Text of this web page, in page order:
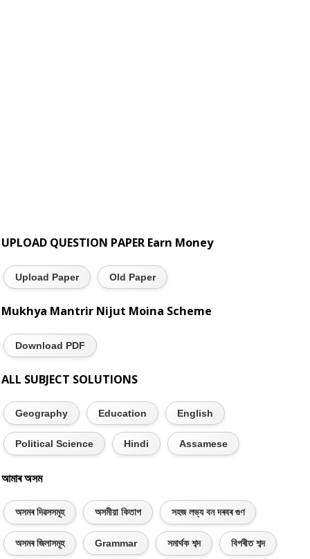
UPLOAD QUESTION PAPER Earn Money
Upload Paper Old Paper
Mukhya Mantrir Nijut Moina Scheme
Download PDF
ALL SUBJECT SOLUTIONS
Geography Education English
Political Science Hindi Assamese
আমাৰ অসম
অসমৰ দিৱসসমূহ অসমীয়া কিতাপ সহজ লভ্য বন দৰবৰ গুণ
অসমৰ জিলাসমূহ Grammar সমাৰ্থক শব্দ বিপৰীত শব্দ